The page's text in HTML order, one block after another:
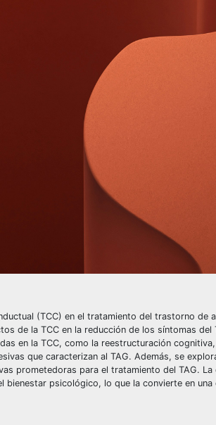
(TCC) en el tratamiento del trastorno de
de la TCC en la reducción de los síntomas del
en la TCC, como la reestructuración
que caracterizan al TAG. Además, se
prometedoras para el tratamiento del TAG.
bienestar psicológico, lo que la convierte en